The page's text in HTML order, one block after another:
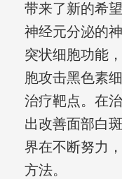
带来了新的希
神经元分泌的
突状细胞功能
胞攻击黑色素
治疗靶点。在
出改善面部白
界在不断努力
方法。